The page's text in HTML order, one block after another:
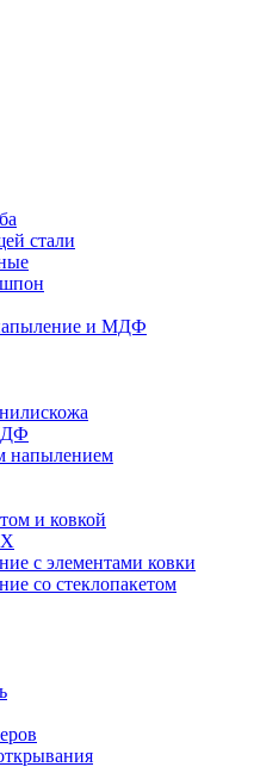
стали
и МДФ
напылением
и ковкой
с элементами ковки
со стеклопакетом